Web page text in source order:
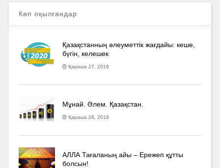
Көп оқылғандар
Қазақстанның әлеуметтік жағдайы: кеше,
бүгін, келешек
Қараша 27, 2016
Мұнай. Әлем. Қазақстан.
Қараша 28, 2018
АЛЛА Тағаланың айы – Ережеп құтты
болсын!